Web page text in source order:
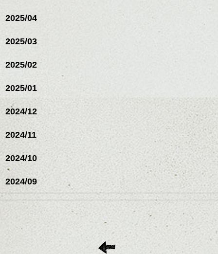
2025/04
2025/03
2025/02
2025/01
2024/12
2024/11
2024/10
2024/09